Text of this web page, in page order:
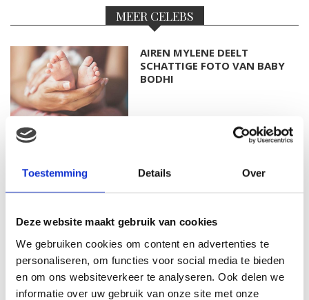
Toestemming Details Over
Deze website maakt gebruik van cookies
We gebruiken cookies om content en advertenties te
personaliseren, om functies voor social media te bieden
en om ons websiteverkeer te analyseren. Ook delen we
informatie over uw gebruik van onze site met onze
MEER CELEBS
AIREN MYLENE DEELT
SCHATTIGE FOTO VAN BABY
BODHI
FOTO: SAAR KONINGSBERGER
KIM KÖTTER DEELT PRACHTIGE
GEZINSFOTO MET HAAR
MANNEN